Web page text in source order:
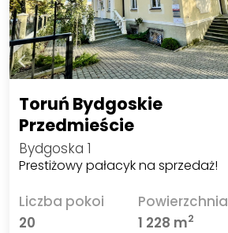
Toruń Bydgoskie
Przedmieście
Bydgoska 1
Prestiżowy pałacyk na sprzedaż!
Liczba pokoi
20
Powierzchnia
1 228 m2